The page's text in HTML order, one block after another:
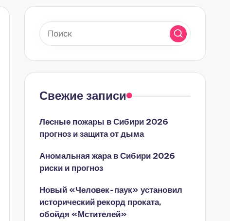
Свежие записи
Лесные пожары в Сибири 2026
прогноз и защита от дыма
Аномальная жара в Сибири 2026
риски и прогноз
Новый «Человек-паук» установил
исторический рекорд проката,
обойдя «Мстителей»